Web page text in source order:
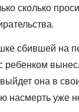
сколько
сбившей на
ребенком
она в
насмерть уже